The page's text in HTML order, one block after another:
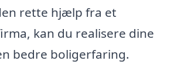
rette hjælp fra et
kan du realisere dine
bedre boligerfaring.